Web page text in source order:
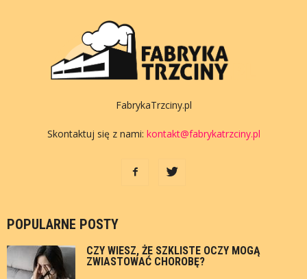
FabrykaTrzciny.pl
Skontaktuj się z nami: kontakt@fabrykatrzciny.pl
POPULARNE POSTY
CZY WIESZ, ŻE SZKLISTE OCZY MOGĄ
ZWIASTOWAĆ CHOROBĘ?